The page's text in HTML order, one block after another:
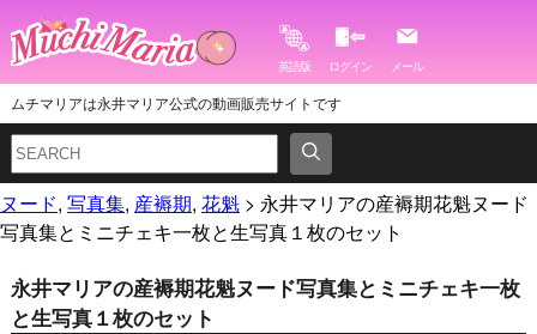
英語版 ログイン メール
ムチマリアは永井マリア公式の動画販売サイトです
ヌード, 写真集, 産褥期, 花魁 > 永井マリアの産褥期花魁ヌード
写真集とミニチェキ一枚と生写真１枚のセット
永井マリアの産褥期花魁ヌード写真集とミニチェキ一枚
と生写真１枚のセット